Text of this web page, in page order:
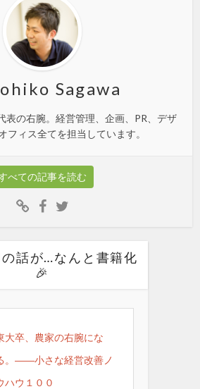
Sagawa
表の右腕。経営管理、企画、PR、デザ
フィス全てを担当しています。
べての記事を読む
話が…なんと書籍化
🎉
大卒、農家の右腕にな
。――小さな経営改善ノ
ハウ１００